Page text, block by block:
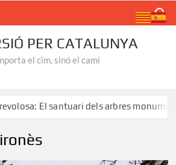
PER CATALUNYA
el cim, sinó el camí
dels arbres monumentals Ruta